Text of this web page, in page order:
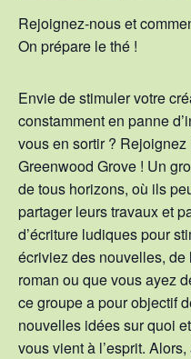
Rejoignez-nous et
On prépare le thé !
Envie de stimuler votre
constamment en panne
vous en sortir ?
Greenwood Grove ! Un
de tous horizons, où ils
partager leurs travaux et
d’écriture ludiques pour
écriviez des nouvelles,
roman ou que vous ayez
ce groupe a pour objectif
nouvelles idées sur quoi
vous vient à l’esprit.